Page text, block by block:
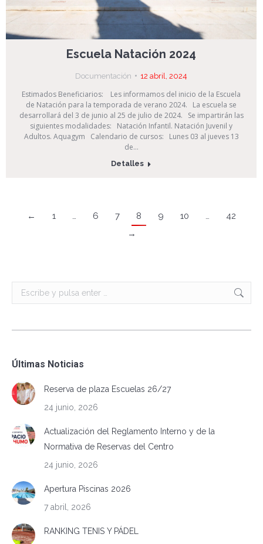
Escuela Natación 2024
Documentación 12 abril, 2024
Estimados Beneficiarios: Les informamos del inicio de la Escuela
de Natación para la temporada de verano 2024. La escuela se
desarrollará del 3 de junio al 25 de julio de 2024. Se impartirán las
siguientes modalidades: Natación Infantil. Natación Juvenil y
Adultos. Aquagym Calendario de cursos: Lunes 03 al jueves 13
de…
Detalles
← 1 … 6 7 8 9 10 …
42
→
Buscar:
Últimas Noticias
Reserva de plaza Escuelas 26/27
24 junio, 2026
Actualización del Reglamento Interno y de la
Normativa de Reservas del Centro
24 junio, 2026
Apertura Piscinas 2026
7 abril, 2026
RANKING TENIS Y PÁDEL